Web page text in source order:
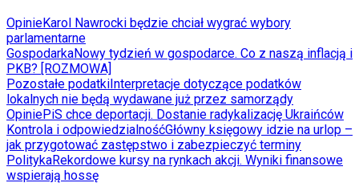
OpinieKarol Nawrocki będzie chciał wygrać wybory
parlamentarne
GospodarkaNowy tydzień w gospodarce. Co z naszą inflacją i
PKB? [ROZMOWA]
Pozostałe podatkiInterpretacje dotyczące podatków
lokalnych nie będą wydawane już przez samorządy
OpiniePiS chce deportacji. Dostanie radykalizację Ukraińców
Kontrola i odpowiedzialnośćGłówny księgowy idzie na urlop –
jak przygotować zastępstwo i zabezpieczyć terminy
PolitykaRekordowe kursy na rynkach akcji. Wyniki finansowe
wspierają hossę